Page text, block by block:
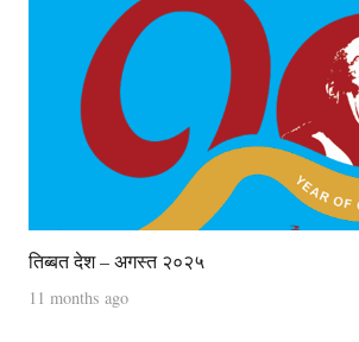
तिब्बत देश – अगस्त २०२५
11 months ago